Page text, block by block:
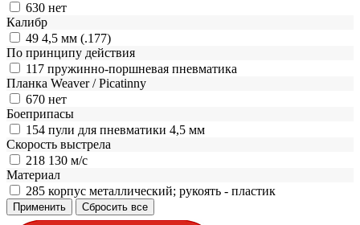
630 нет
Калибр
49 4,5 мм (.177)
По принципу действия
117 пружинно-поршневая пневматика
Планка Weaver / Picatinny
670 нет
Боеприпасы
154 пули для пневматики 4,5 мм
Скорость выстрела
218 130 м/с
Материал
285 корпус металлический; рукоять - пластик